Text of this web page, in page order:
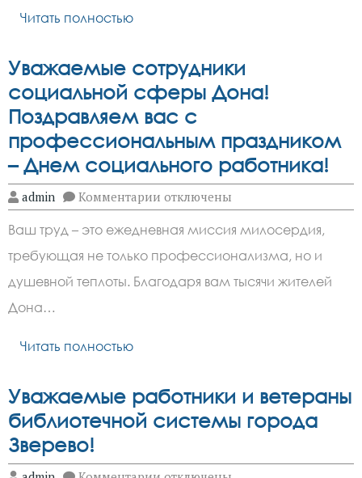
Читать полностью
Уважаемые сотрудники
социальной сферы Дона!
Поздравляем вас с
професcиональным праздником
– Днем социального работника!
admin Комментарии к
записи
сотрудники
социальной
сферы
Дона!
Поздравляем
социального
работника!
отключены
Ваш труд – это ежедневная миссия милосердия,
требующая не только профессионализма, но и
душевной теплоты. Благодаря вам тысячи жителей
Дона…
Читать полностью
Уважаемые работники и ветераны
библиотечной системы города
Зверево!